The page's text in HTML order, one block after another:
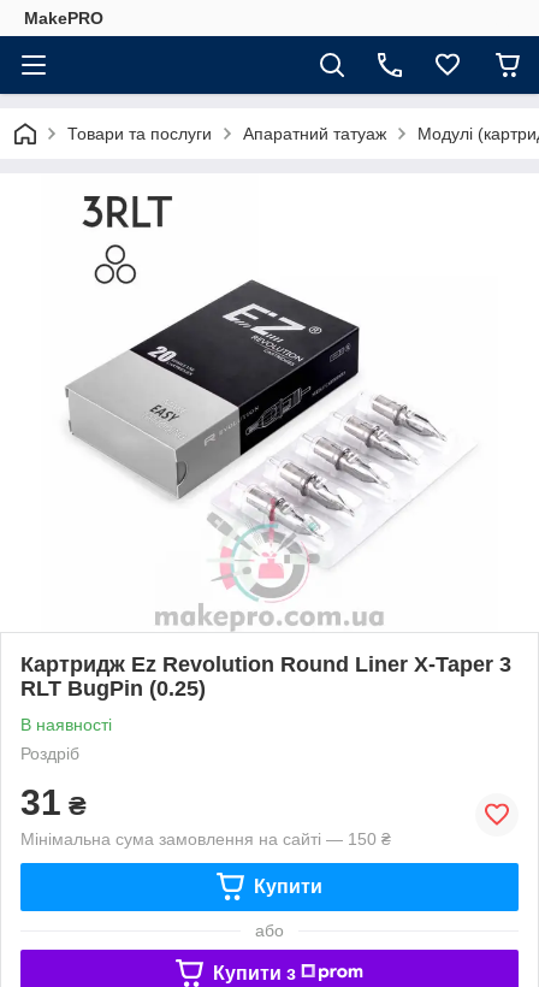
MakePRO
Товари та послуги Апаратний татуаж Модулі
Картридж Ez Revolution Round Liner X-Taper 3
RLT BugPin (0.25)
В наявності
Роздріб
31 ₴
Мінімальна сума замовлення на сайті — 150 ₴
Купити
або
Купити з